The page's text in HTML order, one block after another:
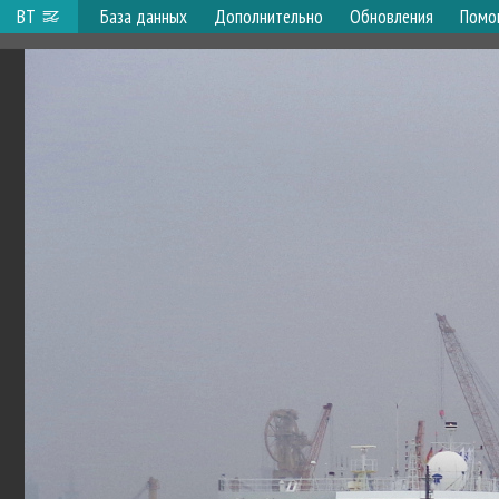
ВТ База данных Дополнительно Обновления